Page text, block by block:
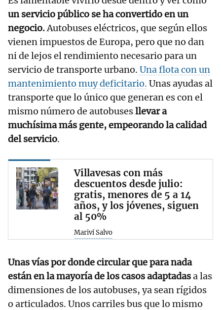
un servicio público se ha convertido en un
negocio.Autobuses eléctricos, que según ellos
vienen impuestos de Europa, pero que no dan
ni de lejos el rendimiento necesario para un
servicio de transporte urbano. Una flota con un
mantenimiento muy deficitario. Unas ayudas al
transporte que lo único que generan es con el
mismo número de autobusesllevar a
muchísima más gente, empeorando la calidad
del servicio.
Villavesas con más
descuentos desde julio:
gratis, menores de 5 a 14
años, y los jóvenes, siguen
al 50%
Mariví Salvo
Unas vías por donde circular que para nada
están en la mayoría de los casos adaptadasa las
dimensiones de los autobuses, ya sean rígidos
o articulados. Unos carriles bus que lo mismo